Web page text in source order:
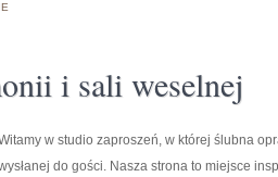
i sali weselnej
w studio zaproszeń, w której ślubna
do gości. Nasza strona to miejsce